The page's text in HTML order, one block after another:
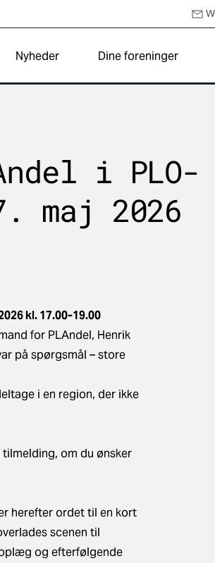
Nyheder Dine foreninger
i PLO-
maj 2026
kl. 17.00-19.00
for PLAndel, Henrik
på spørgsmål – store
i en region, der ikke
om du ønsker
herefter ordet til en kort
scenen til
og efterfølgende